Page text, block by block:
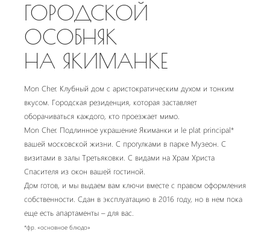
ГОРОДСКОЙ
ОСОБНЯК
НА ЯКИМАНКЕ
Mon Cher. Клубный дом с аристократическим духом и тонким
вкусом. Городская резиденция, которая заставляет
оборачиваться каждого, кто проезжает мимо.
Mon Cher. Подлинное украшение Якиманки и le plat principal*
вашей московской жизни. С прогулками в парке Музеон. С
визитами в залы Третьяковки. С видами на Храм Христа
Спасителя из окон вашей гостиной.
Дом готов, и мы выдаем вам ключи вместе с правом оформления
собственности. Сдан в эксплуатацию в 2016 году, но в нем пока
еще есть апартаменты – для вас.
*фр. «основное блюдо»